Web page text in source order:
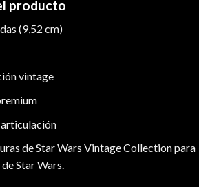
producto
(9,52 cm)
vintage
de Star Wars Vintage Collection para
Star Wars.